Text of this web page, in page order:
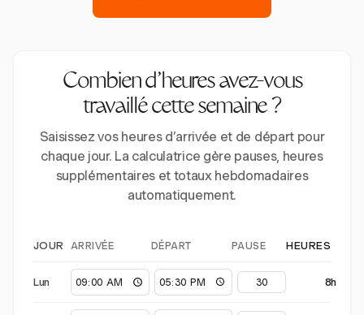
Combien d’heures avez-vous
travaillé cette semaine ?
Saisissez vos heures d’arrivée et de départ pour
chaque jour. La calculatrice gère pauses, heures
supplémentaires et totaux hebdomadaires
automatiquement.
JOUR ARRIVÉE DÉPART PAUSE HEURES
Lun 8h